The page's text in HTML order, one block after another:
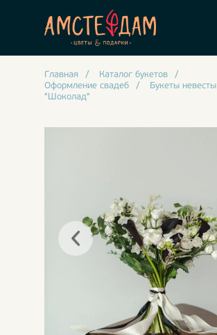
Главная / Каталог букетов
/
Оформление свадеб
/ Букеты невесты
"Шоколад"